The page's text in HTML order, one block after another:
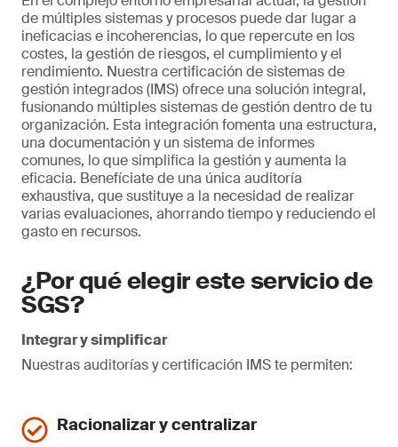
de múltiples sistemas y procesos puede dar lugar a
ineficacias e incoherencias, lo que repercute en los
costes, la gestión de riesgos, el cumplimiento y el
rendimiento. Nuestra certificación de sistemas de
gestión integrados (IMS) ofrece una solución integral,
fusionando múltiples sistemas de gestión dentro de tu
organización. Esta integración fomenta una estructura,
una documentación y un sistema de informes
comunes, lo que simplifica la gestión y aumenta la
eficacia. Benefíciate de una única auditoría
exhaustiva, que sustituye a la necesidad de realizar
varias evaluaciones, ahorrando tiempo y reduciendo el
gasto en recursos.
¿Por qué elegir este servicio de
SGS?
Integrar y simplificar
Nuestras auditorías y certificación IMS te permiten:
Racionalizar y centralizar